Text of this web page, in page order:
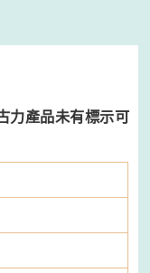
力產品未有標示可